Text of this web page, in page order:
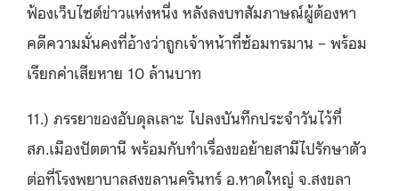
ฟ้องเว็บไซต์ข่าวแห่งหนึ่ง หลังลงบทสัมภาษณ์ผู้ต้องหา
คดีความมั่นคงที่อ้างว่าถูกเจ้าหน้าที่ซ้อมทรมาน – พร้อม
เรียกค่าเสียหาย 10 ล้านบาท
11.) ภรรยาของอับดุลเลาะ ไปลงบันทึกประจำวันไว้ที่
สภ.เมืองปัตตานี พร้อมกับทำเรื่องขอย้ายสามีไปรักษาตัว
ต่อที่โรงพยาบาลสงขลานครินทร์ อ.หาดใหญ่ จ.สงขลา